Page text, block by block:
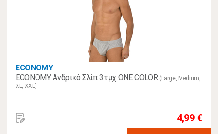
ECONOMY
ECONOMY Ανδρικό Σλίπ 3τμχ ONE COLOR(Large, Medium,
XL, XXL)
4,99 €